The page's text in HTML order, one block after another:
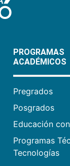
PROGRAMAS
ACADÉMICOS
Pregrados
Posgrados
Educación
Programas
Tecnologías